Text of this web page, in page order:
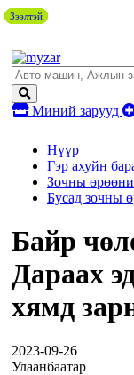
Миний зарууд
Нүүр
Гэр ахуйн
Зочны
Бусад зочны
Байр
Дараах
хямд
2023-09-26
Улаанбаатар
Зээлтэй
Зээлтэй
Зээлтэй
Зээлтэй